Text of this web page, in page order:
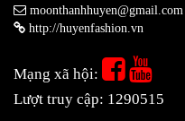
moonthanhhuyen@gmail.com
http://huyenfashion.vn
Mạng xã hội:
Lượt truy cập: 1290515